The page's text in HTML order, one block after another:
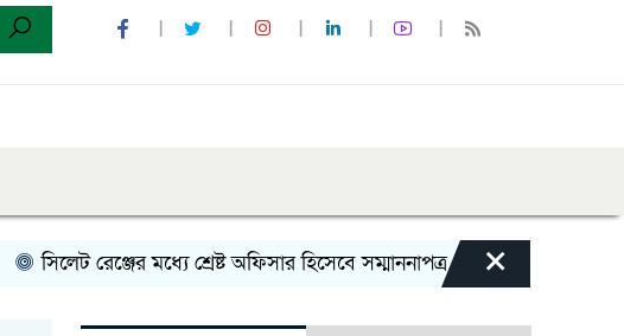
সিলেট রেঞ্জের মধ্যে শ্রেষ্ট অফিসার হিসেবে সম্মাননাপত্র গ্রহন করেন দিরাই
×